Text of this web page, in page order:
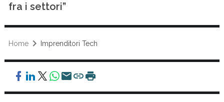
fra i settori”
Home Imprenditori Tech